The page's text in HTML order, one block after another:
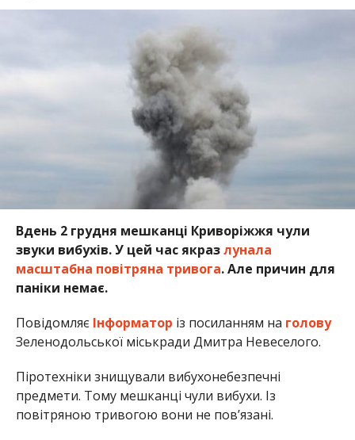
Вдень 2 грудня мешканці Криворіжжя чули
звуки вибухів. У цей час якразлунала
масштабна повітряна тривога. Але причин для
паніки немає.
Повідомляє Інформатор із посиланням на голову
Зеленодольської міськради Дмитра Невеселого.
Піротехніки знищували вибухонебезпечні
предмети. Тому мешканці чули вибухи. Із
повітряною тривогою вони не повʼязані.